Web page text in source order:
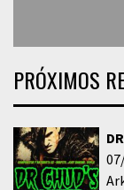
PRÓXIMOS